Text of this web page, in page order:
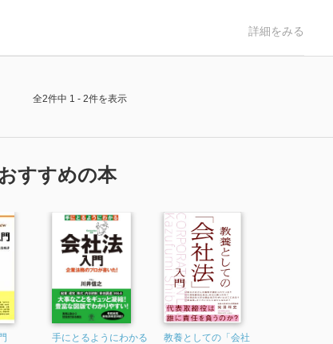
詳細をみる
全2件中 1 - 2件を表示
すすめの本
手にとるようにわかる
教養としての「会社